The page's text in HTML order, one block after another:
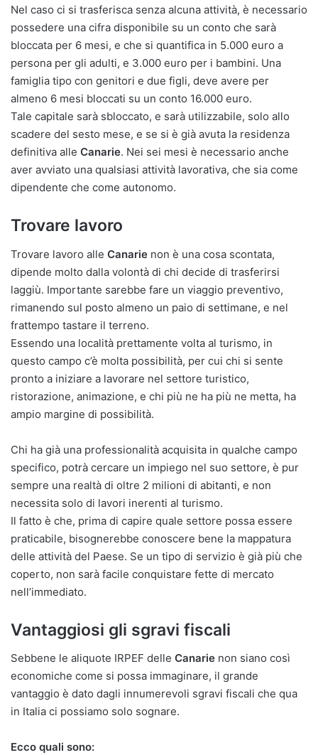
Nel caso ci si trasferisca senza alcuna attività, è necessario
possedere una cifra disponibile su un conto che sarà
bloccata per 6 mesi, e che si quantifica in 5.000 euro a
persona per gli adulti, e 3.000 euro per i bambini. Una
famiglia tipo con genitori e due figli, deve avere per
almeno 6 mesi bloccati su un conto 16.000 euro.
Tale capitale sarà sbloccato, e sarà utilizzabile, solo allo
scadere del sesto mese, e se si è già avuta la residenza
definitiva alle Canarie. Nei sei mesi è necessario anche
aver avviato una qualsiasi attività lavorativa, che sia come
dipendente che come autonomo.
Trovare lavoro
Trovare lavoro alle Canarie non è una cosa scontata,
dipende molto dalla volontà di chi decide di trasferirsi
laggiù. Importante sarebbe fare un viaggio preventivo,
rimanendo sul posto almeno un paio di settimane, e nel
frattempo tastare il terreno.
Essendo una località prettamente volta al turismo, in
questo campo c’è molta possibilità, per cui chi si sente
pronto a iniziare a lavorare nel settore turistico,
ristorazione, animazione, e chi più ne ha più ne metta, ha
ampio margine di possibilità.
Chi ha già una professionalità acquisita in qualche campo
specifico, potrà cercare un impiego nel suo settore, è pur
sempre una realtà di oltre 2 milioni di abitanti, e non
necessita solo di lavori inerenti al turismo.
Il fatto è che, prima di capire quale settore possa essere
praticabile, bisognerebbe conoscere bene la mappatura
delle attività del Paese. Se un tipo di servizio è già più che
coperto, non sarà facile conquistare fette di mercato
nell’immediato.
Vantaggiosi gli sgravi fiscali
Sebbene le aliquote IRPEF delle Canarie non siano così
economiche come si possa immaginare, il grande
vantaggio è dato dagli innumerevoli sgravi fiscali che qua
in Italia ci possiamo solo sognare.
Ecco quali sono: